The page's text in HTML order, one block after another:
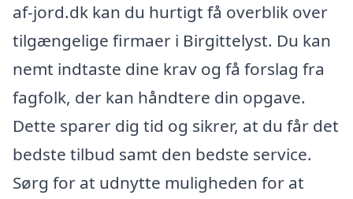
af-jord.dk kan du hurtigt få overblik over
tilgængelige firmaer i Birgittelyst. Du kan
nemt indtaste dine krav og få forslag fra
fagfolk, der kan håndtere din opgave.
Dette sparer dig tid og sikrer, at du får det
bedste tilbud samt den bedste service.
Sørg for at udnytte muligheden for at